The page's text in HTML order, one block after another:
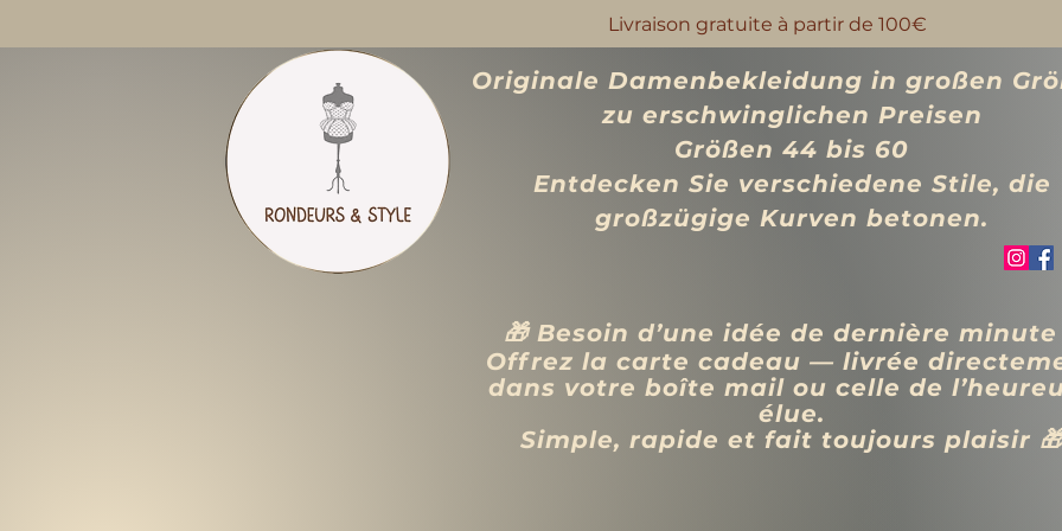
Originale Damenbekleidung in großen
zu erschwinglichen Preisen
Größen 44 bis 60
Entdecken Sie verschiedene Stile, die
großzügige Kurven betonen.
🎁 Besoin d’une idée de dernière minute
Offrez la carte cadeau — livrée
dans votre boîte mail ou celle de
élue.
Simple, rapide et fait toujours plaisir
Livraison gratuite à partir de 100€